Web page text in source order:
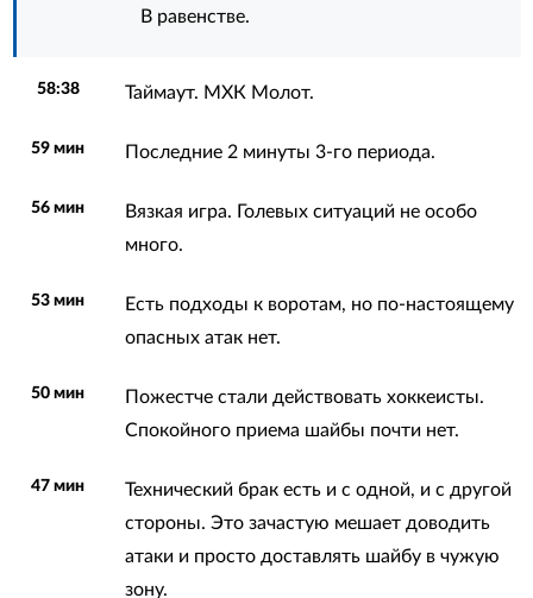
В равенстве.
58:38 Таймаут. МХК Молот.
59 мин Последние 2 минуты 3-го периода.
56 мин
Вязкая игра. Голевых ситуаций не особо
много.
53 мин
Есть подходы к воротам, но по-настоящему
опасных атак нет.
50 мин
Пожестче стали действовать хоккеисты.
Спокойного приема шайбы почти нет.
47 мин
Технический брак есть и с одной, и с другой
стороны. Это зачастую мешает доводить
атаки и просто доставлять шайбу в чужую
зону.